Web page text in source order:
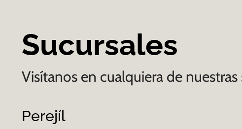
Sucursales
Visítanos en cualquiera de
Perejíl